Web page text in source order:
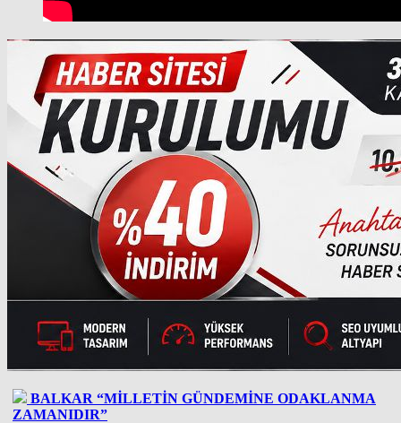
BALKAR “MİLLETİN GÜNDEMİNE ODAKLANMA
ZAMANIDIR”